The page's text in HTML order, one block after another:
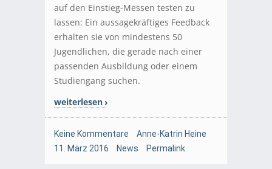
auf den Einstieg-Messen testen zu
lassen: Ein aussagekräftiges Feedback
erhalten sie von mindestens 50
Jugendlichen, die gerade nach einer
passenden Ausbildung oder einem
Studiengang suchen.
weiterlesen
Keine Kommentare
Anne-Katrin Heine
11. März 2016
News Permalink